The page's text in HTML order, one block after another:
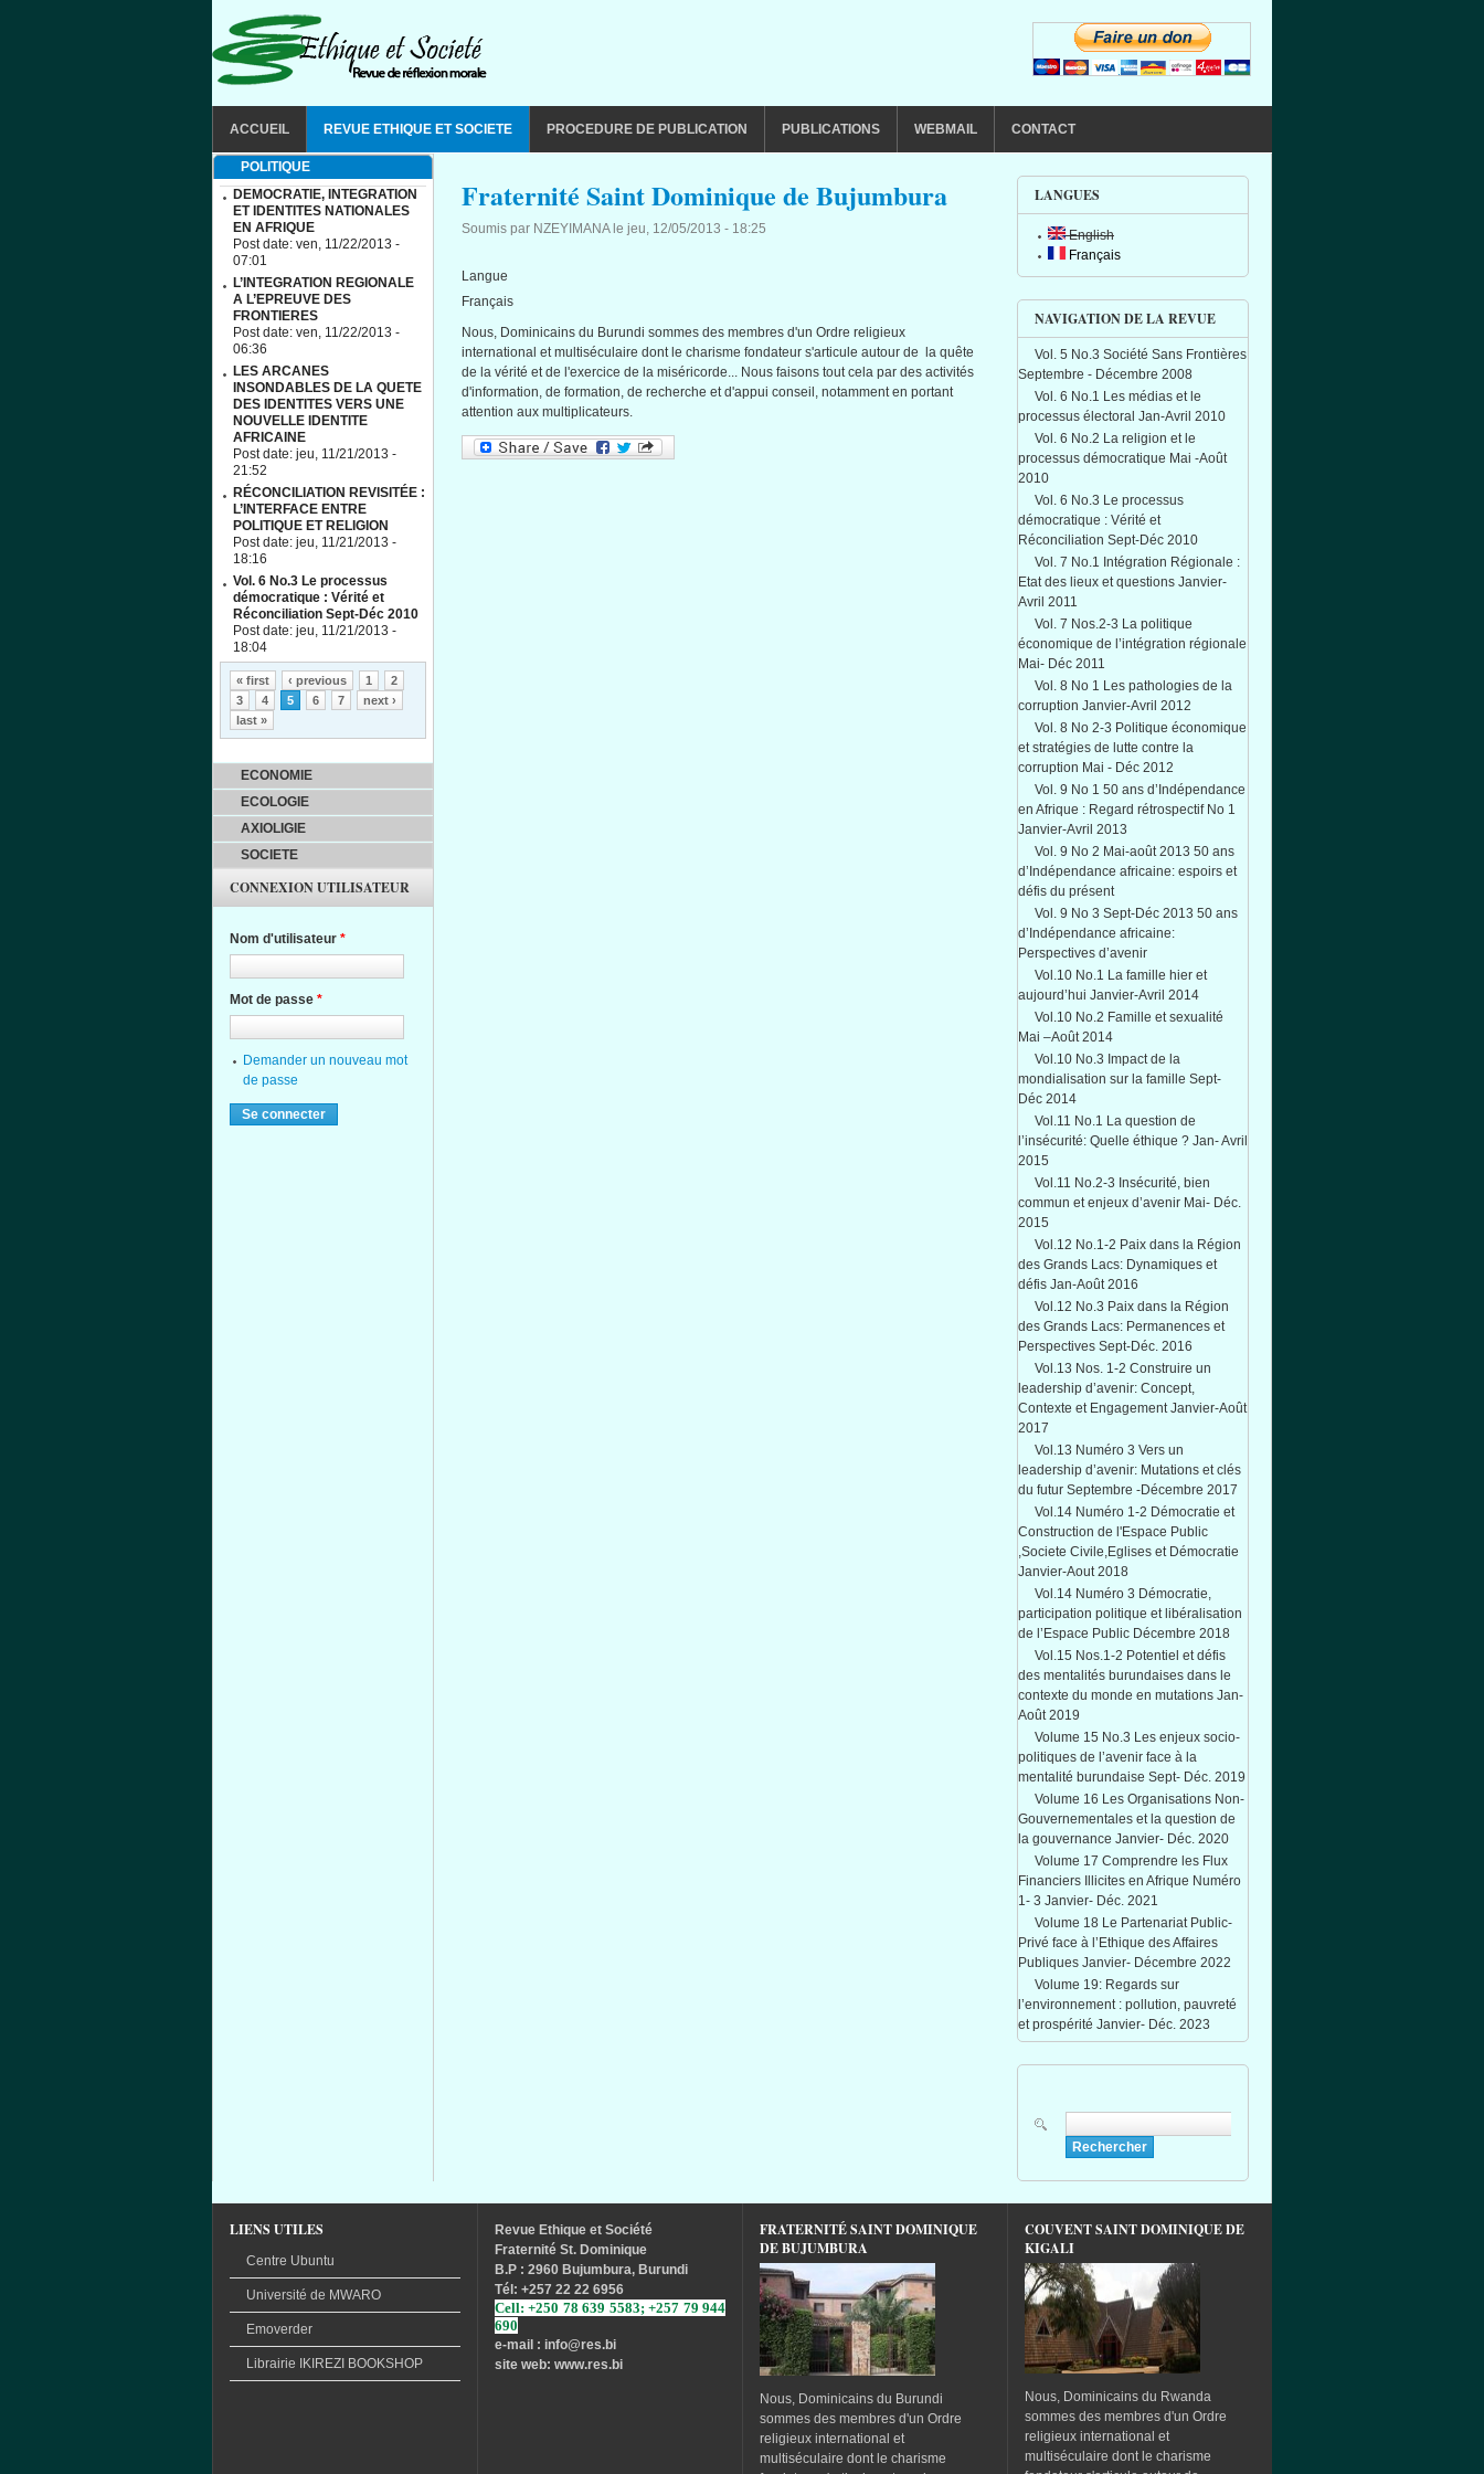
ACCUEIL REVUE ETHIQUE ET SOCIETE PROCEDURE DE PUBLICATION PUBLICATIONS WEBMAIL CONTACT
Fraternité Saint Dominique de Bujumbura
Soumis par NZEYIMANAle jeu, 12/05/2013 - 18:25
Langue
Français
Nous, Dominicains du Burundi sommes des membres d'un Ordre religieux
international etmultiséculaire dontle charisme fondateur s'articule autour de la quête
de la vérité et de l'exercice de la miséricorde... Nous faisons toutcela par des activités
d'information, de formation, de recherche etd'appui conseil , notammenten portant
attention aux multiplicateurs.
LANGUES
English
Français
NAVIGATION DE LA REVUE
Vol. 5 No.3 Société Sans Frontières
Septembre - Décembre 2008
Vol. 6 No.1 Les médias et le
processus électoral Jan-Avril 2010
Vol. 6 No.2 La religion et le
processus démocratique Mai -Août
2010
Vol. 6 No.3 Le processus
démocratique : Vérité et
Réconciliation Sept-Déc 2010
Vol. 7 No.1 Intégration Régionale :
Etat des lieux et questions Janvier-
Avril 2011
Vol. 7 Nos.2-3 La politique
économique de l’intégration régionale
Mai- Déc 2011
Vol. 8 No 1 Les pathologies de la
corruption Janvier-Avril 2012
Vol. 8 No 2-3 Politique économique
et stratégies de lutte contre la
corruption Mai - Déc 2012
Vol. 9 No 1 50 ans d’Indépendance
en Afrique : Regard rétrospectif No 1
Janvier-Avril 2013
Vol. 9 No 2 Mai-août 2013 50 ans
d’Indépendance africaine: espoirs et
défis du présent
Vol. 9 No 3 Sept-Déc 2013 50 ans
d’Indépendance africaine:
Perspectives d’avenir
Vol.10 No.1 La famille hier et
aujourd’hui Janvier-Avril 2014
Vol.10 No.2 Famille et sexualité
Mai –Août 2014
Vol.10 No.3 Impact de la
mondialisation sur la famille Sept-
Déc 2014
Vol.11 No.1 La question de
l’insécurité: Quelle éthique ? Jan- Avril
2015
Vol.11 No.2-3 Insécurité, bien
commun et enjeux d’avenir Mai- Déc.
2015
Vol.12 No.1-2 Paix dans la Région
des Grands Lacs: Dynamiques et
défis Jan-Août 2016
Vol.12 No.3 Paix dans la Région
des Grands Lacs: Permanences et
Perspectives Sept-Déc. 2016
Vol.13 Nos. 1-2 Construire un
leadership d’avenir: Concept,
Contexte et Engagement Janvier-Août
2017
Vol.13 Numéro 3 Vers un
leadership d’avenir: Mutations et clés
du futur Septembre -Décembre 2017
Vol.14 Numéro 1-2 Démocratie et
Construction de l'Espace Public
,Societe Civile,Eglises et Démocratie
Janvier-Aout 2018
Vol.14 Numéro 3 Démocratie,
participation politique et libéralisation
de l’Espace Public Décembre 2018
Vol.15 Nos.1-2 Potentiel et défis
des mentalités burundaises dans le
contexte du monde en mutations Jan-
Août 2019
Volume 15 No.3 Les enjeux socio-
politiques de l’avenir face à la
mentalité burundaise Sept- Déc. 2019
Volume 16 Les Organisations Non-
Gouvernementales et la question de
la gouvernance Janvier- Déc. 2020
Volume 17 Comprendre les Flux
Financiers Illicites en Afrique Numéro
1- 3 Janvier- Déc. 2021
Volume 18 Le Partenariat Public-
Privé face à l’Ethique des Affaires
Publiques Janvier- Décembre 2022
Volume 19: Regards sur
l’environnement : pollution, pauvreté
et prospérité Janvier- Déc. 2023
POLITIQUE
DEMOCRATIE, INTEGRATION
ET IDENTITES NATIONALES
EN AFRIQUE
Post date: ven, 11/22/2013 -
07:01
L’INTEGRATION REGIONALE
A L’EPREUVE DES
FRONTIERES
Post date: ven, 11/22/2013 -
06:36
LES ARCANES
INSONDABLES DE LA QUETE
DES IDENTITES VERS UNE
NOUVELLE IDENTITE
AFRICAINE
Post date: jeu, 11/21/2013 -
21:52
RÉCONCILIATION REVISITÉE :
L’INTERFACE ENTRE
POLITIQUE ET RELIGION
Post date: jeu, 11/21/2013 -
18:16
Vol. 6 No.3 Le processus
démocratique : Vérité et
Réconciliation Sept-Déc 2010
Post date: jeu, 11/21/2013 -
18:04
Pages
« first ‹ previous 1
2
3
4 5 6 7
next ›
last »
ECONOMIE
ECOLOGIE
AXIOLIGIE
SOCIETE
CONNEXION UTILISATEUR
Nom d'utilisateur *
Mot de passe *
Demander un nouveau mot
de passe
LIENS UTILES
Centre Ubuntu
Université de MWARO
Emoverder
Librairie IKIREZI BOOKSHOP
Revue Ethique et Société
Fraternité St. Dominique
B.P : 2960 Bujumbura, Burundi
Tél : +257 22 22 6956
Cell: +250 78 639 5583; +257 79 944
690
e-mail : info@res.bi
site web: www.res.bi
FRATERNITÉ SAINT DOMINIQUE
DE BUJUMBURA
Nous, Dominicains du Burundi
sommes des membres d'un Ordre
religieux international et
multiséculaire dont le charisme
COUVENT SAINT DOMINIQUE DE
KIGALI
Nous, Dominicains du Rwanda
sommes des membres d'un Ordre
religieux international et
multiséculaire dont le charisme